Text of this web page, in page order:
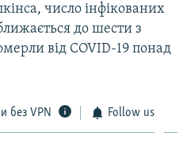
число інфікованих
до шести з
від COVID-19 понад
без VPN Follow us